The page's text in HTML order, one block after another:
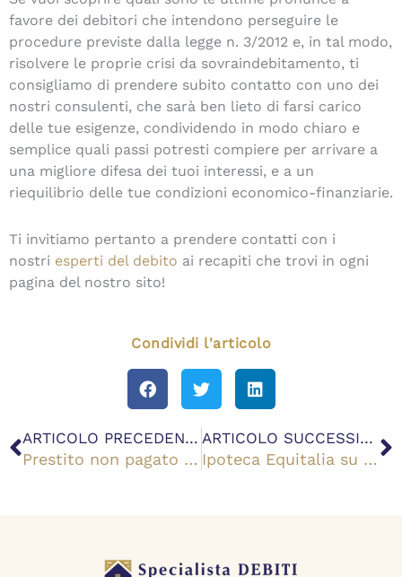
favore dei debitori che intendono perseguire le
procedure previste dalla legge n. 3/2012 e, in tal modo,
risolvere le proprie crisi da sovraindebitamento, ti
consigliamo di prendere subito contatto con uno dei
nostri consulenti, che sarà ben lieto di farsi carico
delle tue esigenze, condividendo in modo chiaro e
semplice quali passi potresti compiere per arrivare a
una migliore difesa dei tuoi interessi, e a un
riequilibrio delle tue condizioni economico-finanziarie.
Ti invitiamo pertanto a prendere contatti con i
nostri esperti del debito ai recapiti che trovi in ogni
pagina del nostro sito!
Condividi l'articolo
Precedente ARTICOLO PRECEDENTE
Prestito non pagato dopo 5 anni, cosa succede?
ARTICOLO SUCCESSIVO
Ipoteca Equitalia su immobile in comproprietà: come comportarsi?